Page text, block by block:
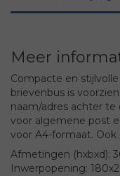
Meer
Compacte en
brievenbus is
naam/adres achter
voor algemene post
voor A4-formaat. Ook
Afmetingen (hxbxd):
Inwerpopening: